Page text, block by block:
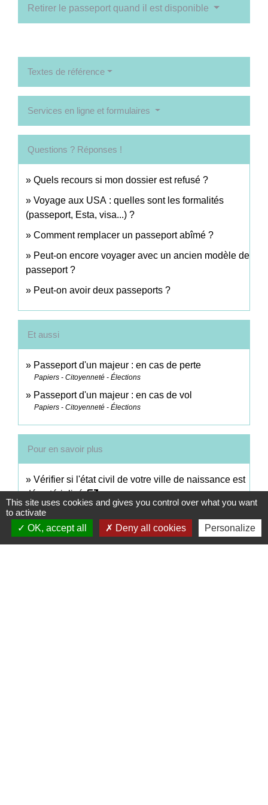
Retirer le passeport quand il est disponible
Textes de référence
Services en ligne et formulaires
Questions ? Réponses !
Quels recours si mon dossier est refusé ?
Voyage aux USA : quelles sont les formalités
(passeport, Esta, visa...) ?
Comment remplacer un passeport abîmé ?
Peut-on encore voyager avec un ancien modèle de
passeport ?
Peut-on avoir deux passeports ?
Et aussi
Passeport d'un majeur : en cas de perte
Papiers - Citoyenneté - Élections
Passeport d'un majeur : en cas de vol
Papiers - Citoyenneté - Élections
Pour en savoir plus
Vérifier si l'état civil de votre ville de naissance est
dématérialiséopen_in_new
Agence nationale des titres sécurisés (ANTS)
Consuls honoraires habilités à remettre les cartes
d'identité et les passeportsopen_in_new
This site uses cookies and gives you control over what you want
to activate
OK, accept all
Deny all cookies Personalize